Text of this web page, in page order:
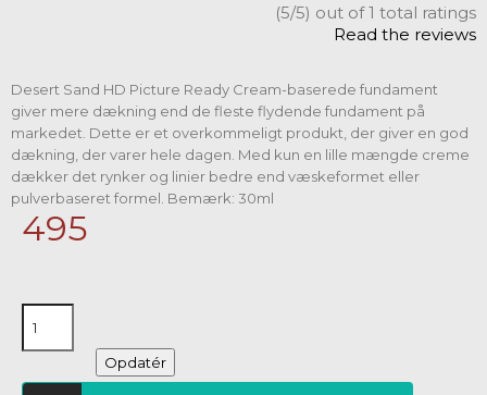
(5/5) out of 1 total ratings
Read the reviews
Desert Sand HD Picture Ready Cream-baserede fundament
giver mere dækning end de fleste flydende fundament på
markedet. Dette er et overkommeligt produkt, der giver en god
dækning, der varer hele dagen. Med kun en lille mængde creme
dækker det rynker og linier bedre end væskeformet eller
pulverbaseret formel. Bemærk: 30ml
495